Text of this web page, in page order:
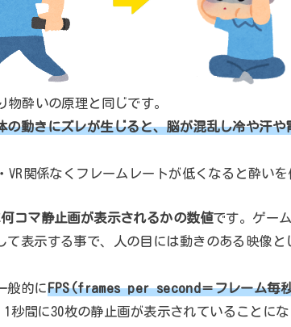
物酔いの原理と同じです。
の動きにズレが生じると、脳が混乱し冷や汗や
VR関係なくフレームレートが低くなると酔いを
何コマ静止画が表示されるかの数値です。ゲー
て表示する事で、人の目には動きのある映像と
般的にFPS(frames per second＝フレーム毎
秒間に30枚の静止画が表示されていることに